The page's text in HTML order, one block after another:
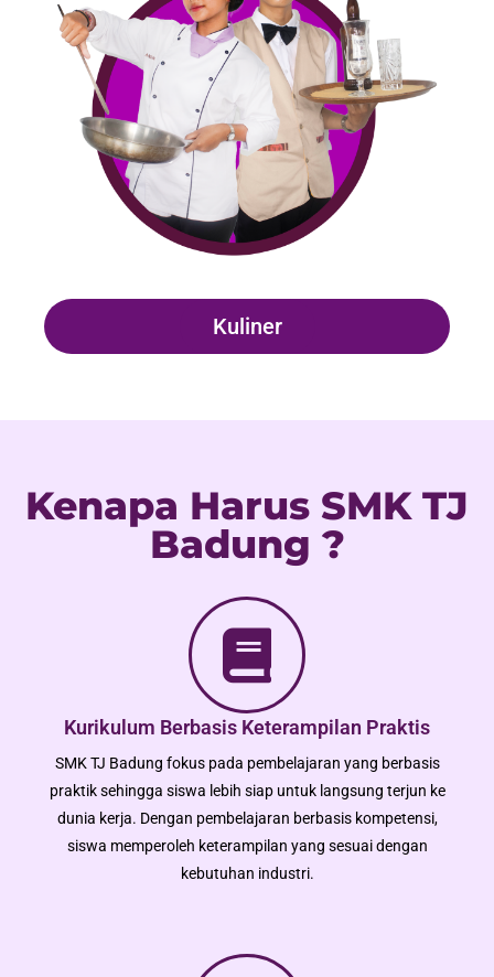
Kuliner
Kenapa Harus SMK TJ
Badung ?
Kurikulum Berbasis Keterampilan Praktis
SMK TJ Badung fokus pada pembelajaran yang berbasis
praktik sehingga siswa lebih siap untuk langsung terjun ke
dunia kerja. Dengan pembelajaran berbasis kompetensi,
siswa memperoleh keterampilan yang sesuai dengan
kebutuhan industri.